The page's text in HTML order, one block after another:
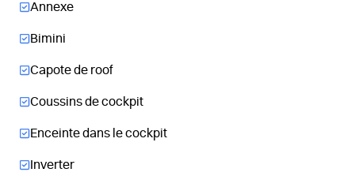
Annexe
Bimini
Capote de roof
Coussins de cockpit
Enceinte dans le cockpit
Inverter